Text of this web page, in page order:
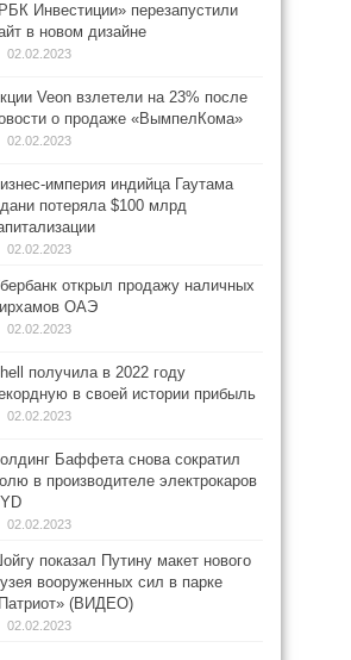
Инвестиции» перезапустили
в новом дизайне
02.02.2023
Veon взлетели на 23% после
о продаже «ВымпелКома»
02.02.2023
империя индийца Гаутама
потеряла $100 млрд
02.02.2023
открыл продажу наличных
ОАЭ
02.02.2023
получила в 2022 году
в своей истории прибыль
02.02.2023
Баффета снова сократил
в производителе электрокаров
02.02.2023
показал Путину макет нового
вооруженных сил в парке
(ВИДЕО)
02.02.2023